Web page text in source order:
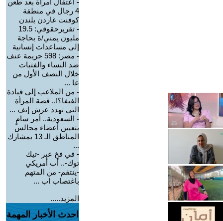
- اعتقال امرأة بعد طعن
4 رجال في منطقة
كوفنت غاردن بلندن
-
تقريرحقوقي: 19.5
مليون يمني/ة بحاجة
إلى مساعدات إنسانية
-
مصر: 598 جريمة عنف
ضد النساء والفتيات
خلال النصف الأول من
عا ...
- من الملاعب إلى قيادة
الفيفا؟!.. قصة المرأة
التي تهدد عرش إنف ...
- السعودية.. أمر سامٍ
بتعيين أعضاء مجالس
المناطق الـ 13 بمشارك
...
- في فخ عبر -تيك
توك-.. أب أمريكي
-ينتقم- من المتهم
باغتصاب اب ...
المزيد.....
احدث الأخبار المهمة